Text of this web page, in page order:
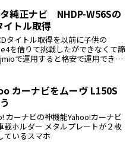
イントにジャッキを入れて持ち上
かますエアインパ...
純正ナビ NHDP-W56Sの
イトル取得
タイトル取得を以前に子供の
を借りて挑戦したができなくて諦
で運用すると格安で運用できる
得がスマートフォンで出来る情報...
カーナビをムーヴ L150S
カーナビの神機能Yahoo!カーナビ
載ホルダー メタルプレートが２枚
ているスマホ￼